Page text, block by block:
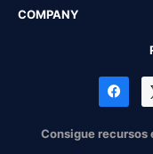
COMPANY
Consigue